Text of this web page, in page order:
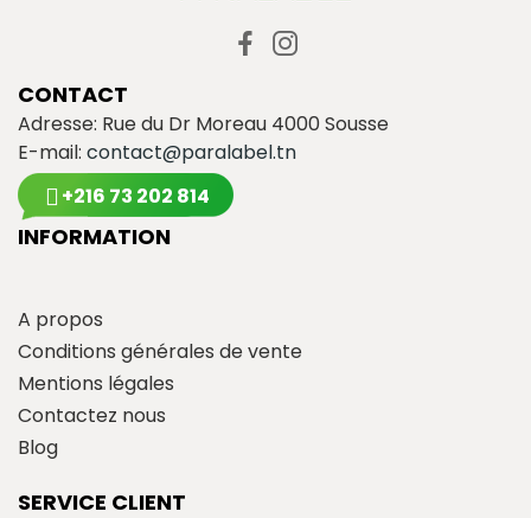
CONTACT
Adresse: Rue du Dr Moreau 4000 Sousse
E-mail: contact@paralabel.tn
+216 73 202 814
INFORMATION
A propos
Conditions générales de vente
Mentions légales
Contactez nous
Blog
SERVICE CLIENT